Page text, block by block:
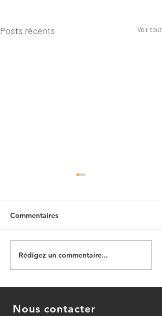
Posts récents Voir tout
Prise de décision :
Comment prendre de
Commentaires
Rédigez un commentaire...
Nous contacter